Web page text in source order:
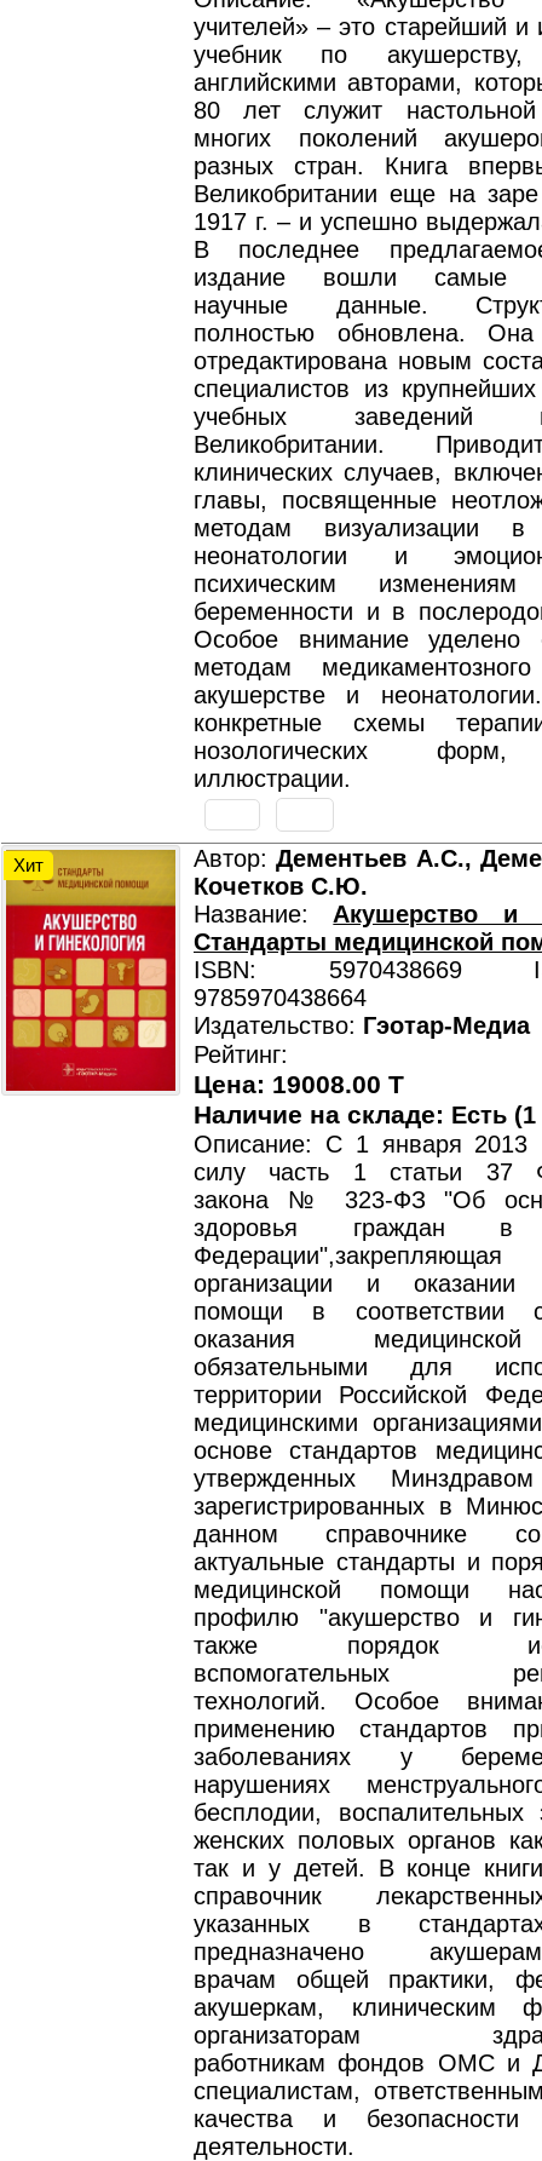
учителей» – это старейший и
учебник по акушерству,
английскими авторами,
80 лет служит
многих поколений
разных стран. Книга
Великобритании еще на
1917 г. – и успешно
В последнее
издание вошли самые
научные данные.
полностью обновлена.
отредактирована новым
специалистов из
учебных заведений
Великобритании.
клинических случаев,
главы, посвященные
методам визуализации в
неонатологии и
психическим
беременности и в
Особое внимание уделено
методам
акушерстве и
конкретные схемы
нозологических форм,
иллюстрации.
Хит Автор:Дементьев А.С.,
Кочетков С.Ю.
Название: Акушерство и
Стандарты медицинской
ISBN: 5970438669
9785970438664
Издательство: Гэотар-Медиа
Рейтинг:
Цена: 19008.00 T
Наличие на складе: Есть
Описание: С 1 января 2013
силу часть 1 статьи 37
закона № 323-ФЗ "Об
здоровья граждан в
организации и оказании
помощи в соответствии
оказания
обязательными для
территории Российской
медицинскими
основе стандартов
утвержденных
зарегистрированных в
данном справочнике
актуальные стандарты и
медицинской помощи
профилю "акушерство и
также порядок
вспомогательных
технологий. Особое
применению стандартов
заболеваниях у
нарушениях
бесплодии, воспалительных
женских половых органов
так и у детей. В конце
справочник
указанных в
предназначено акушерам-
врачам общей практики,
акушеркам, клиническим
организаторам
работникам фондов ОМС и
специалистам,
качества и безопасности
деятельности.